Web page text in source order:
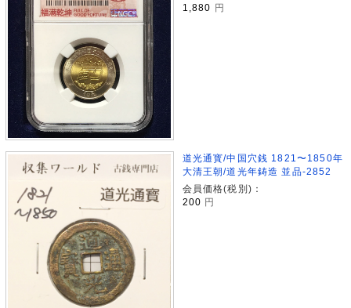
1,880 円
道光通寳/中国穴銭 1821〜1850年
大清王朝/道光年鋳造 並品-2852
会員価格(税別)：
200 円